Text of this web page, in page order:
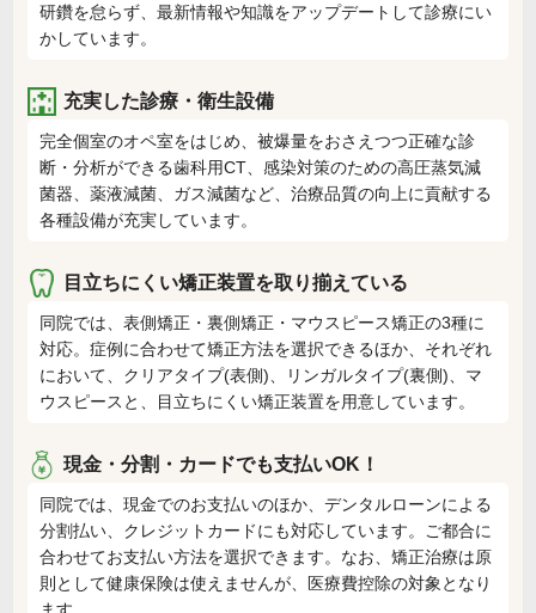
研鑽を怠らず、最新情報や知識をアップデートして診療にい
かしています。
充実した診療・衛生設備
完全個室のオペ室をはじめ、被爆量をおさえつつ正確な診
断・分析ができる歯科用CT、感染対策のための高圧蒸気減
菌器、薬液減菌、ガス減菌など、治療品質の向上に貢献する
各種設備が充実しています。
目立ちにくい矯正装置を取り揃えている
同院では、表側矯正・裏側矯正・マウスピース矯正の3種に
対応。症例に合わせて矯正方法を選択できるほか、それぞれ
において、クリアタイプ(表側)、リンガルタイプ(裏側)、マ
ウスピースと、目立ちにくい矯正装置を用意しています。
現金・分割・カードでも支払いOK！
同院では、現金でのお支払いのほか、デンタルローンによる
分割払い、クレジットカードにも対応しています。ご都合に
合わせてお支払い方法を選択できます。なお、矯正治療は原
則として健康保険は使えませんが、医療費控除の対象となり